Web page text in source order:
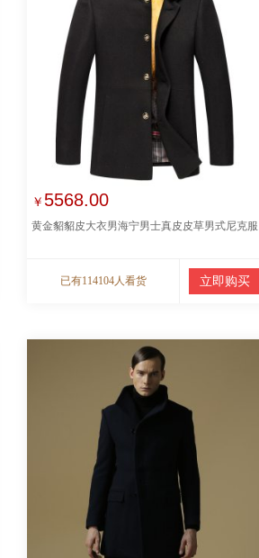
￥ 5568.00
黄金貂貂皮大衣男海宁男士真皮皮草男式尼克服
已有114104人看货 立即购买